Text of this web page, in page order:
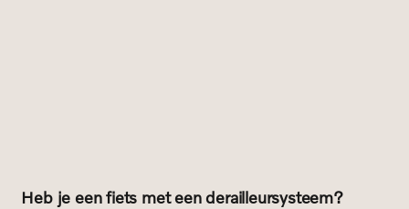
Heb je een fiets met een derailleursysteem?